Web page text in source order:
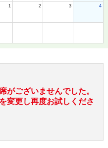
1 2 3 4
がございませんでした。
変更し再度お試しくださ